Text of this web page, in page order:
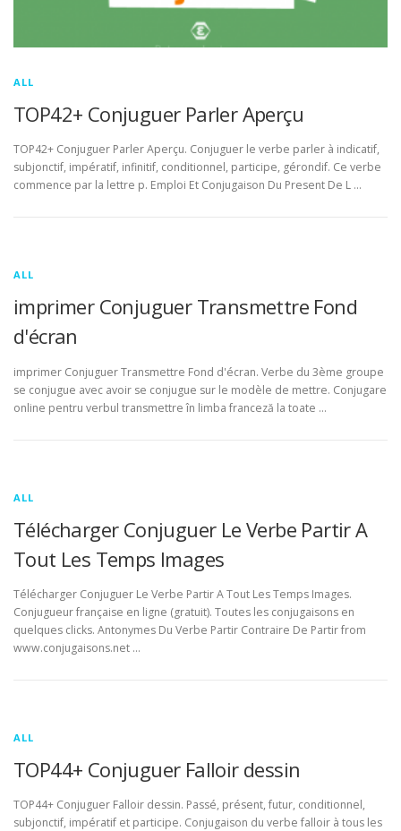
ALL
TOP42+ Conjuguer Parler Aperçu
TOP42+ Conjuguer Parler Aperçu. Conjuguer le verbe parler à indicatif,
subjonctif, impératif, infinitif, conditionnel, participe, gérondif. Ce verbe
commence par la lettre p. Emploi Et Conjugaison Du Present De L …
ALL
imprimer Conjuguer Transmettre Fond
d'écran
imprimer Conjuguer Transmettre Fond d'écran. Verbe du 3ème groupe
se conjugue avec avoir se conjugue sur le modèle de mettre. Conjugare
online pentru verbul transmettre în limba franceză la toate …
ALL
Télécharger Conjuguer Le Verbe Partir A
Tout Les Temps Images
Télécharger Conjuguer Le Verbe Partir A Tout Les Temps Images.
Conjugueur française en ligne (gratuit). Toutes les conjugaisons en
quelques clicks. Antonymes Du Verbe Partir Contraire De Partir from
www.conjugaisons.net …
ALL
TOP44+ Conjuguer Falloir dessin
TOP44+ Conjuguer Falloir dessin. Passé, présent, futur, conditionnel,
subjonctif, impératif et participe. Conjugaison du verbe falloir à tous les